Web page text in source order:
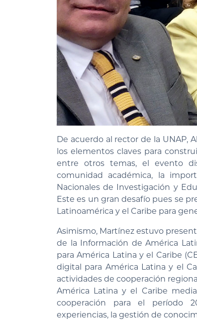
De acuerdo al rector de la UNAP,
los elementos claves para
entre otros temas, el evento
comunidad académica, la
Nacionales de Investigación y
Este es un gran desafío pues se
Latinoamérica y el Caribe para
Asimismo, Martínez estuvo
de la Información de América
para América Latina y el Caribe
digital para América Latina y el
actividades de cooperación
América Latina y el Caribe
cooperación para el período
experiencias, la gestión de